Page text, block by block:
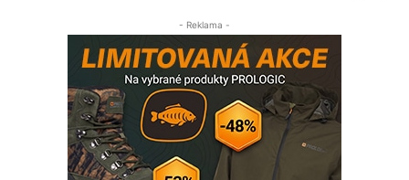
- Reklama -